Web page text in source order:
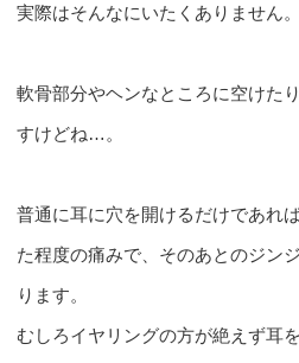
実際はそんなにいたくありません。
軟骨部分やヘンなところに空けた
すけどね…。
普通に耳に穴を開けるだけであれ
た程度の痛みで、そのあとのジン
ります。
むしろイヤリングの方が絶えず耳